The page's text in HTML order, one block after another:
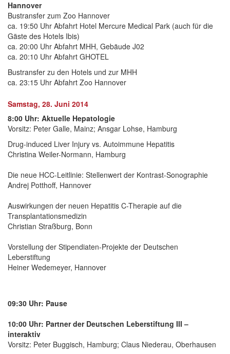
Hannover
Bustransfer zum Zoo Hannover
ca. 19:50 Uhr Abfahrt Hotel Mercure Medical Park (auch für die
Gäste des Hotels Ibis)
ca. 20:00 Uhr Abfahrt MHH, Gebäude J02
ca. 20:10 Uhr Abfahrt GHOTEL
Bustransfer zu den Hotels und zur MHH
ca. 23:15 Uhr Abfahrt Zoo Hannover
Samstag, 28. Juni 2014
8:00 Uhr: Aktuelle Hepatologie
Vorsitz: Peter Galle, Mainz; Ansgar Lohse, Hamburg
Drug-induced Liver Injury vs. Autoimmune Hepatitis
Christina Weiler-Normann, Hamburg
Die neue HCC-Leitlinie: Stellenwert der Kontrast-Sonographie
Andrej Potthoff, Hannover
Auswirkungen der neuen Hepatitis C-Therapie auf die
Transplantationsmedizin
Christian Straßburg, Bonn
Vorstellung der Stipendiaten-Projekte der Deutschen
Leberstiftung
Heiner Wedemeyer, Hannover
09:30 Uhr: Pause
10:00 Uhr: Partner der Deutschen Leberstiftung III –
interaktiv
Vorsitz: Peter Buggisch, Hamburg; Claus Niederau, Oberhausen